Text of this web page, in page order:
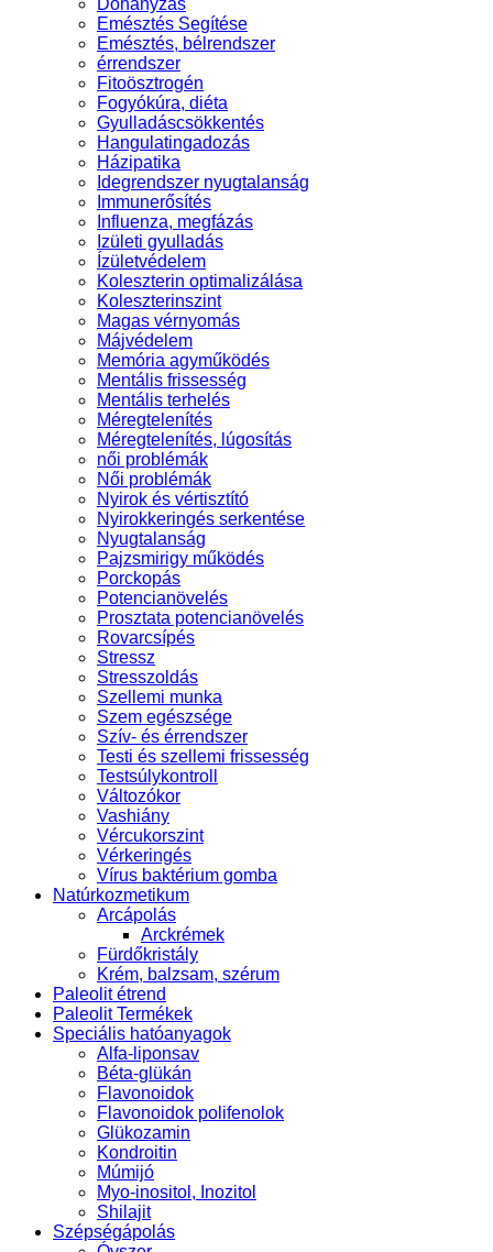
Emésztés Segítése
Emésztés, bélrendszer
érrendszer
Fitoösztrogén
Fogyókúra, diéta
Gyulladáscsökkentés
Hangulatingadozás
Házipatika
Idegrendszer nyugtalanság
Immunerősítés
Influenza, megfázás
Izületi gyulladás
Ízületvédelem
Koleszterin optimalizálása
Koleszterinszint
Magas vérnyomás
Májvédelem
Memória agyműködés
Mentális frissesség
Mentális terhelés
Méregtelenítés
Méregtelenítés, lúgosítás
női problémák
Női problémák
Nyirok és vértisztító
Nyirokkeringés serkentése
Nyugtalanság
Pajzsmirigy működés
Porckopás
Potencianövelés
Prosztata potencianövelés
Rovarcsípés
Stressz
Stresszoldás
Szellemi munka
Szem egészsége
Szív- és érrendszer
Testi és szellemi frissesség
Testsúlykontroll
Változókor
Vashiány
Vércukorszint
Vérkeringés
Vírus baktérium gomba
Natúrkozmetikum
Arcápolás
Arckrémek
Fürdőkristály
Krém, balzsam, szérum
Paleolit étrend
Paleolit Termékek
Speciális hatóanyagok
Alfa-liponsav
Béta-glükán
Flavonoidok
Flavonoidok polifenolok
Glükozamin
Kondroitin
Múmijó
Myo-inositol, Inozitol
Shilajit
Szépségápolás